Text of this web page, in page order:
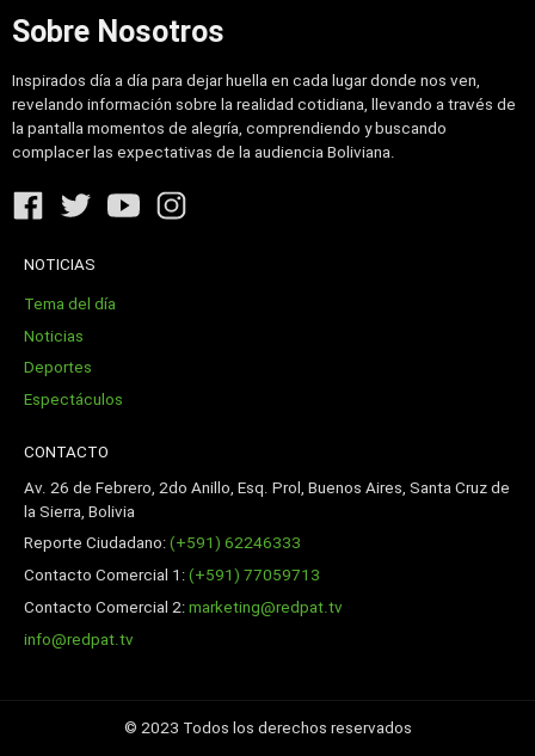
Sobre Nosotros
Inspirados día a día para dejar huella en cada lugar donde nos ven,
revelando información sobre la realidad cotidiana, llevando a través de
la pantalla momentos de alegría, comprendiendo y buscando
complacer las expectativas de la audiencia Boliviana.
NOTICIAS
Tema del día
Noticias
Deportes
Espectáculos
CONTACTO
Av. 26 de Febrero, 2do Anillo, Esq. Prol, Buenos Aires, Santa Cruz de
la Sierra, Bolivia
Reporte Ciudadano:(+591) 62246333
Contacto Comercial 1:(+591) 77059713
Contacto Comercial 2:marketing@redpat.tv
info@redpat.tv
© 2023 Todos los derechos reservados